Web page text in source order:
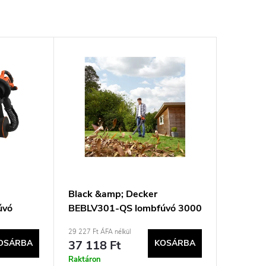
Black &amp; Decker
BEBLV301-QS lombfúvó 3000
29 227 Ft ÁFA nélkül
37 118 Ft
Raktáron
KOSÁRBA